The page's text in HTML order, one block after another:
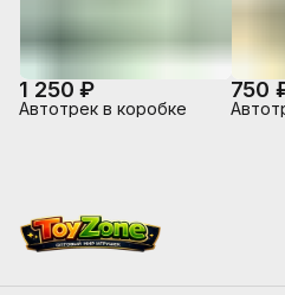
1 250 ₽
Автотрек в коробке
750